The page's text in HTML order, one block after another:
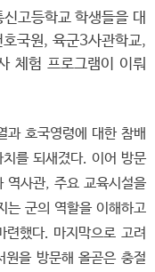
고등학교 학생들을 대
국원, 육군3사관학교,
체험 프로그램이 이뤄
과 호국영령에 대한 참배
를 되새겼다. 이어 방문
역사관, 주요 교육시설을
는 군의 역할을 이해하고
했다. 마지막으로 고려
을 방문해 올곧은 충절